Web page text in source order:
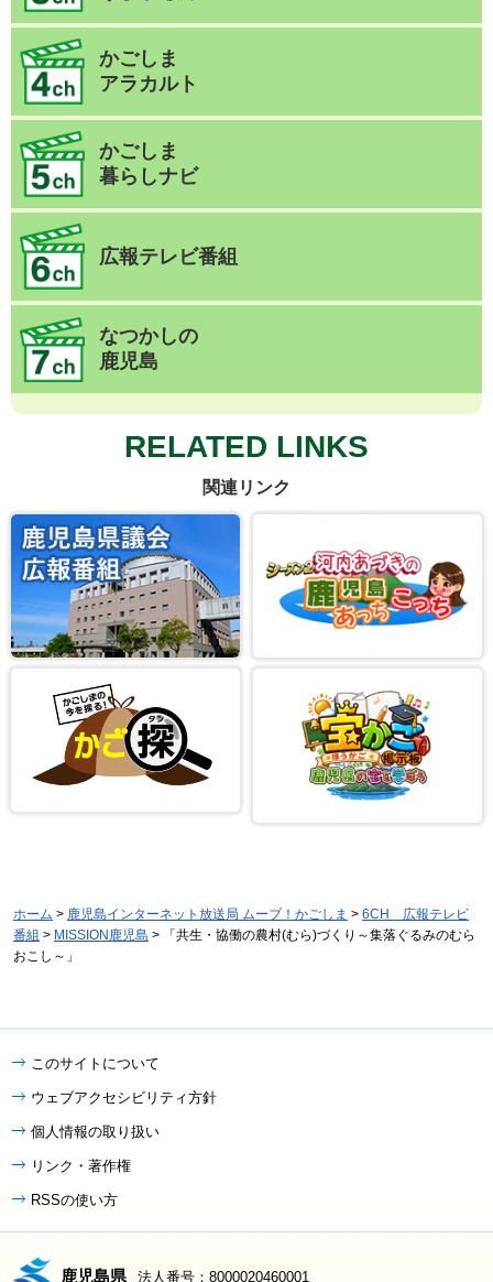
かごしま
アラカルト
かごしま
暮らしナビ
広報テレビ番組
なつかしの
鹿児島
RELATED LINKS
関連リンク
ホーム > 鹿児島インターネット放送局 ムーブ！かごしま > 6CH 広報テレビ
番組 > MISSION鹿児島 > 「共生・協働の農村(むら)づくり～集落ぐるみのむら
おこし～」
このサイトについて
ウェブアクセシビリティ方針
個人情報の取り扱い
リンク・著作権
RSSの使い方
鹿児島県 法人番号：8000020460001